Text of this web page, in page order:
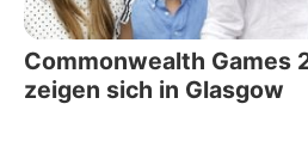
Commonwealth Games
zeigen sich in Glasgow